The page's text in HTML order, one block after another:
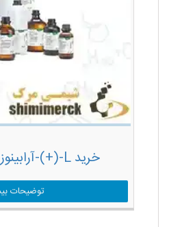
خرید L-(+)-آرابینوز کد 101492
توضیحات